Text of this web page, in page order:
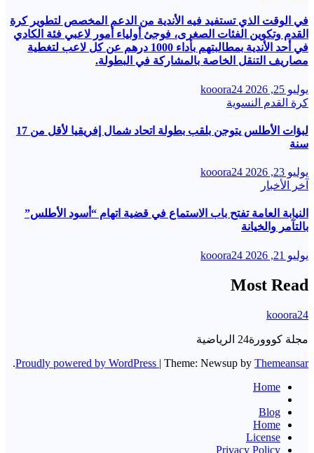
في الوقت الذي تستفيد فيه الأندية من الدعم المخصص لتطوير كرة
القدم وتكوين الفئات الصغرى، فوجئ أولياء أمور لاعبي فئة الكادي
في أحد الأندية بمطالبتهم بأداء 1000 درهم عن كل لاعب لتغطية
مصاريف التنقل الخاصة بالمشاركة في البطولة.
يوليو 25, 2026
kooora24
كرة القدم النسوية
لبؤات الأطلس يتوجن بلقب بطولة اتحاد شمال إفريقيا لأقل من 17
سنة
يوليو 23, 2026
kooora24
آخر الأخبار
النيابة العامة تفتح باب الاستماع في قضية اتهام “أسود الأطلس”
بالتآمر والخيانة
يوليو 21, 2026 kooora24
Most Read
kooora24
مجلة كووورة24 الرياضية
Proudly powered by WordPress | Theme: Newsup by Themeansar
.
Home
Blog
Home
License
Privacy Policy